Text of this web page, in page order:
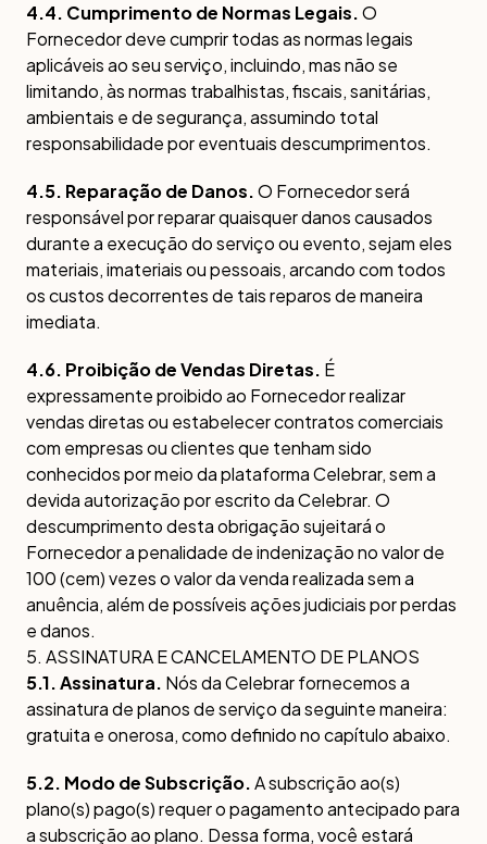
4.4. Cumprimento de Normas Legais.O
Fornecedor deve cumprir todas as normas legais
aplicáveis ao seu serviço, incluindo, mas não se
limitando, às normas trabalhistas, fiscais, sanitárias,
ambientais e de segurança, assumindo total
responsabilidade por eventuais descumprimentos.
4.5. Reparação de Danos.O Fornecedor será
responsável por reparar quaisquer danos causados
durante a execução do serviço ou evento, sejam eles
materiais, imateriais ou pessoais, arcando com todos
os custos decorrentes de tais reparos de maneira
imediata.
4.6. Proibição de Vendas Diretas. É
expressamente proibido ao Fornecedor realizar
vendas diretas ou estabelecer contratos comerciais
com empresas ou clientes que tenham sido
conhecidos por meio da plataforma Celebrar, sem a
devida autorização por escrito da Celebrar. O
descumprimento desta obrigação sujeitará o
Fornecedor a penalidade de indenização no valor de
100 (cem) vezes o valor da venda realizada sem a
anuência, além de possíveis ações judiciais por perdas
e danos.
5. ASSINATURA E CANCELAMENTO DE PLANOS
5.1. Assinatura. Nós da Celebrar fornecemos a
assinatura de planos de serviço da seguinte maneira:
gratuita e onerosa, como definido no capítulo abaixo.
5.2. Modo de Subscrição.A subscrição ao(s)
plano(s) pago(s) requer o pagamento antecipado para
a subscrição ao plano. Dessa forma, você estará